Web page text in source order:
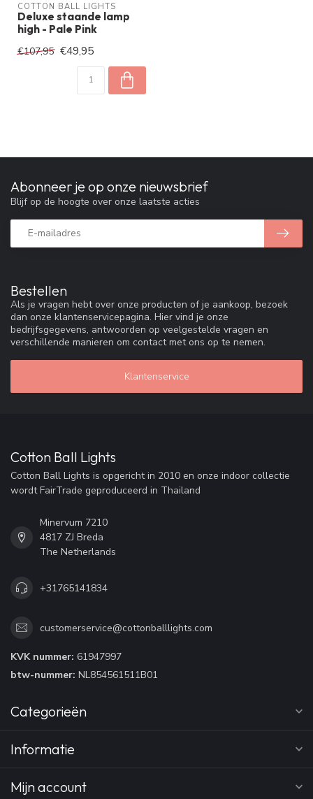
COTTON BALL LIGHTS
Deluxe staande lamp
high - Pale Pink
€107,95 €49,95
Bestellen
Als je vragen hebt over onze producten of je aankoop, bezoek
dan onze klantenservicepagina. Hier vind je onze
bedrijfsgegevens, antwoorden op veelgestelde vragen en
verschillende manieren om contact met ons op te nemen.
Klantenservice
Abonneer je op onze nieuwsbrief
Blijf op de hoogte over onze laatste acties
Cotton Ball Lights
Cotton Ball Lights is opgericht in 2010 en onze indoor collectie
wordt FairTrade geproduceerd in Thailand
Minervum 7210
4817 ZJ Breda
The Netherlands
+31765141834
customerservice@cottonballlights.com
KVK nummer: 61947997
btw-nummer: NL854561511B01
Categorieën
Informatie
Mijn account